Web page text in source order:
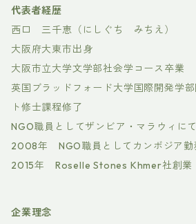
代表者経歴
西口 三千恵（にしぐち みちえ）
大阪府大東市出身
大阪市立大学文学部社会学コース卒業
英国ブラッドフォード大学国際開発学
ト修士課程修了
NGO職員としてザンビア・マラウィに
2008年 NGO職員としてカンボジア勤
2015年 Roselle Stones Khmer社創業
企業理念